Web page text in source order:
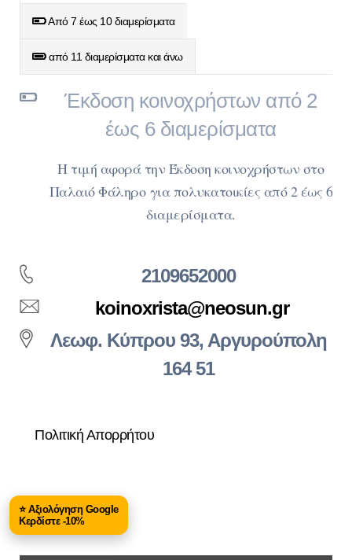
Από 7 έως 10 διαμερίσματα
από 11 διαμερίσματα και άνω
Έκδοση κοινοχρήστων από 2
έως 6 διαμερίσματα
Η τιμή αφορά την Έκδοση κοινοχρήστων στο
Παλαιό Φάληρο για πολυκατοικίες από 2 έως 6
διαμερίσματα.
2109652000
koinoxrista@neosun.gr
Λεωφ. Κύπρου 93, Αργυρούπολη
164 51
Πολιτική Απορρήτου
⭐ Αξιολόγηση Google
Κερδίστε -10%